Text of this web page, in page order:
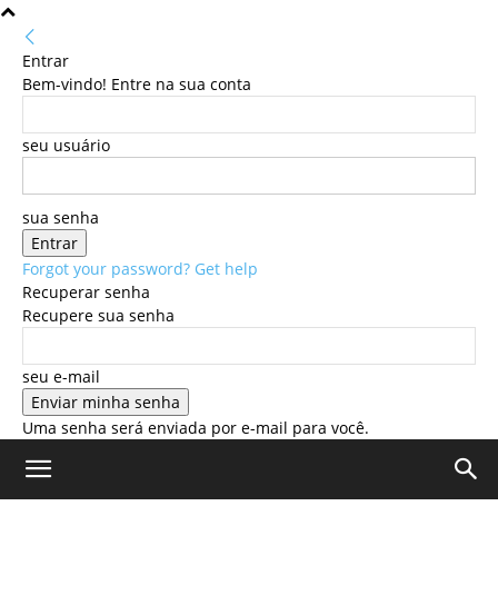
Entrar
Bem-vindo! Entre na sua conta
seu usuário
sua senha
Forgot your password? Get help
Recuperar senha
Recupere sua senha
seu e-mail
Uma senha será enviada por e-mail para você.